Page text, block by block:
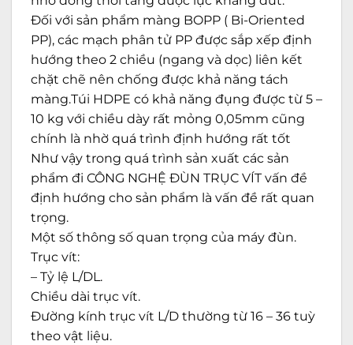
Đối với sản phẩm màng BOPP ( Bi-Oriented
PP), các mạch phân tử PP được sắp xếp định
hướng theo 2 chiều (ngang và dọc) liên kết
chặt chẽ nên chống được khả năng tách
màng.Túi HDPE có khả năng đụng được từ 5 –
10 kg với chiều dày rất mỏng 0,05mm cũng
chính là nhờ quá trình định hướng rất tốt
Như vậy trong quá trình sản xuất các sản
phẩm đi CÔNG NGHỆ ĐÙN TRỤC VÍT vấn đề
định hướng cho sản phẩm là vấn đề rất quan
trọng.
Một số thông số quan trọng của máy đùn.
Trục vít:
– Tỷ lệ L/DL.
Chiều dài trục vít.
Đường kính trục vít L/D thường từ 16 – 36 tuỳ
theo vật liệu.